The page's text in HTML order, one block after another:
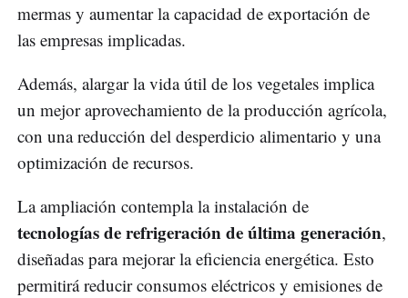
mermas y aumentar la capacidad de exportación de
las empresas implicadas.
Además, alargar la vida útil de los vegetales implica
un mejor aprovechamiento de la producción agrícola,
con una reducción del desperdicio alimentario y una
optimización de recursos.
La ampliación contempla la instalación de
tecnologías de refrigeración de última generación,
diseñadas para mejorar la eficiencia energética. Esto
permitirá reducir consumos eléctricos y emisiones de